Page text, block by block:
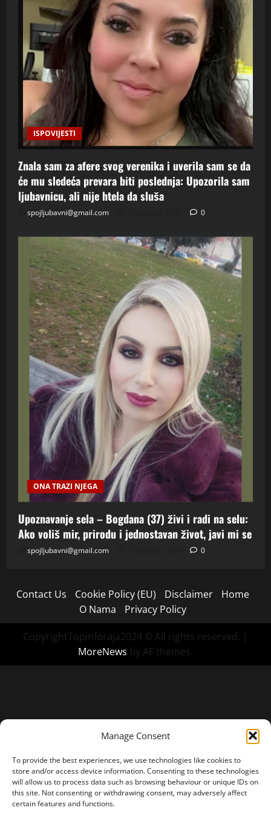
Manage Consent
To provide the best experiences, we use technologies like cookies to
store and/or access device information. Consenting to these technologies
will allow us to process data such as browsing behaviour or unique IDs on
this site. Not consenting or withdrawing consent, may adversely affect
certain features and functions.
ISPOVIJESTI
Znala sam za afere svog verenika i uverila sam se da
će mu sledeća prevara biti poslednja: Upozorila sam
ljubavnicu, ali nije htela da sluša
spojljubavni@gmail.com 0
ONA TRAZI NJEGA
Upoznavanje sela – Bogdana (37) živi i radi na selu:
Ako voliš mir, prirodu i jednostavan život, javi mi se
spojljubavni@gmail.com 0
Contact Us Cookie Policy (EU) Disclaimer
Home
O Nama
Privacy Policy
CopyrightTopinforaja2024 © All rights reserved. |
MoreNews by AF themes.